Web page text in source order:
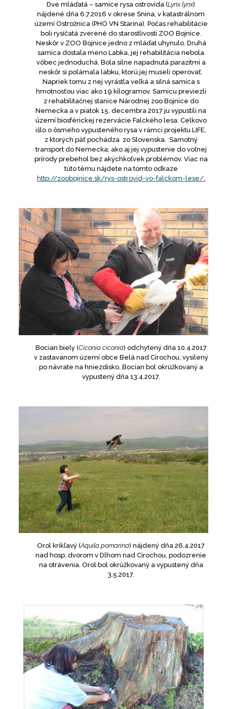
Dve mláďatá – samice rysa ostrovida (Lynx lynx)
nájdené dňa 6.7.2016 v okrese Snina, v katastrálnom
území Ostrožnica (PHO VN Starina). Počas rehabilitácie
boli rysíčatá zverené do starostlivosti ZOO Bojnice.
Neskôr v ZOO Bojnice jedno z mláďat uhynulo. Druhá
samica dostala meno Labka, jej rehabilitácia nebola
vôbec jednoduchá. Bola silne napadnutá parazitmi a
neskôr si polámala labku, ktorú jej museli operovať.
Napriek tomu z nej vyrástla veľká a silná samica s
hmotnosťou viac ako 19 kilogramov. Samicu previezli
z rehabilitačnej stanice Národnej zoo Bojnice do
Nemecka a v piatok 15. decembra 2017 ju vypustili na
území biosférickej rezervácie Falckého lesa. Celkovo
išlo o ôsmeho vypusteného rysa v rámci projektu LIFE,
z ktorých päť pochádza zo Slovenska. Samotný
transport do Nemecka, ako aj jej vypustenie do voľnej
prírody prebehol bez akýchkoľvek problémov. Viac na
túto tému nájdete na tomto odkaze
http://zoobojnice.sk/rys-ostrovid-vo-falckom-lese/.
Bocian biely (Ciconia ciconia) odchytený dňa 10.4.2017
v zastavanom území obce Belá nad Cirochou, vysilený
po návrate na hniezdisko. Bocian bol okrúžkovaný a
vypustený dňa 13.4.2017.
Orol krikľavý (Aquila pomarina) nájdený dňa 26.4.2017
nad hosp. dvorom v Dlhom nad Cirochou, podozrenie
na otrávenia. Orol bol okrúžkovaný a vypustený dňa
3.5.2017.